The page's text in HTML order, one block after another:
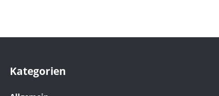
Kategorien